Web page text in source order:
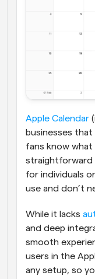
Apple Calendar
businesses
fans know
straightforward
for individuals
use and don’t
While it lacks
and deep
smooth
users in the
any setup, so